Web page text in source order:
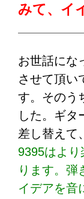
ストケーブ
16GAでい
ーブル（ギ
る通りでし
みて、イ
お世話にな
させて頂い
す。そのう
した。ギタ
差し替えて
9395はよ
ります。弾
イデアを音